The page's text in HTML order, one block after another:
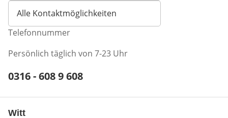
Alle Kontaktmöglichkeiten
Telefonnummer
Persönlich täglich von 7-23 Uhr
Telefonnummer:
0316 - 608 9 608
Witt